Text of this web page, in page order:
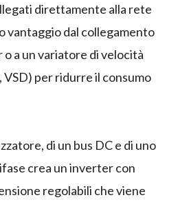
direttamente alla rete
dal collegamento
a un variatore di velocità
VSD) per ridurre il consumo
di un bus DC e di uno
crea un inverter con
regolabili che viene